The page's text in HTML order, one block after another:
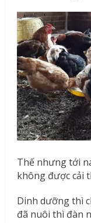
Thế nhưng tới
không được cải
Dinh dưỡng thì
đã nuôi thì đàn